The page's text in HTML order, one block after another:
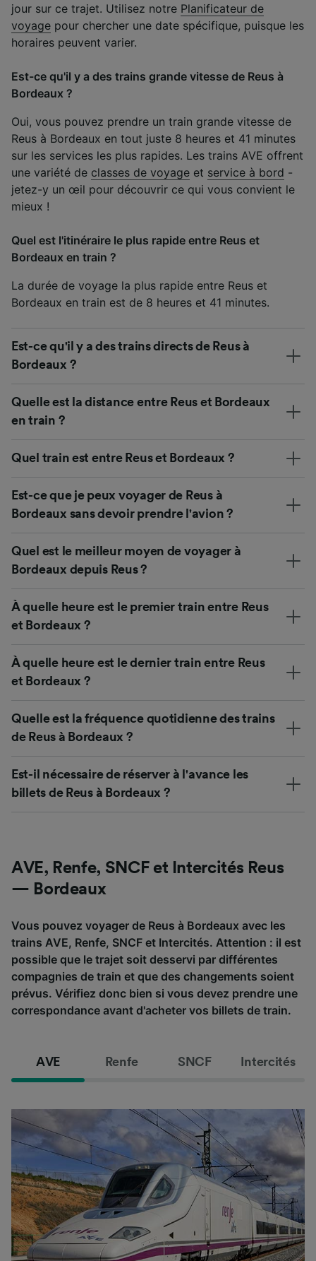
jour sur ce trajet. Utilisez notre Planificateur de
voyage pour chercher une date spécifique, puisque les
horaires peuvent varier.
Est-ce qu'il y a des trains grande vitesse de Reus à
Bordeaux ?
Oui, vous pouvez prendre un train grande vitesse de
Reus à Bordeaux en tout juste 8 heures et 41 minutes
sur les services les plus rapides. Les trains AVE offrent
une variété de classes de voyage et service à bord -
jetez-y un œil pour découvrir ce qui vous convient le
mieux !
Quel est l'itinéraire le plus rapide entre Reus et
Bordeaux en train ?
La durée de voyage la plus rapide entre Reus et
Bordeaux en train est de 8 heures et 41 minutes.
Est-ce qu'il y a des trains directs de Reus à
Bordeaux ?
Quelle est la distance entre Reus et Bordeaux
en train ?
Quel train est entre Reus et Bordeaux ?
Est-ce que je peux voyager de Reus à
Bordeaux sans devoir prendre l'avion ?
Quel est le meilleur moyen de voyager à
Bordeaux depuis Reus ?
À quelle heure est le premier train entre Reus
et Bordeaux ?
À quelle heure est le dernier train entre Reus
et Bordeaux ?
Quelle est la fréquence quotidienne des trains
de Reus à Bordeaux ?
Est-il nécessaire de réserver à l'avance les
billets de Reus à Bordeaux ?
AVE, Renfe, SNCF et Intercités Reus
— Bordeaux
Vous pouvez voyager de Reus à Bordeaux avec les
trains AVE, Renfe, SNCF et Intercités. Attention : il est
possible que le trajet soit desservi par différentes
compagnies de train et que des changements soient
prévus. Vérifiez donc bien si vous devez prendre une
correspondance avant d'acheter vos billets de train.
AVE Renfe SNCF Intercités